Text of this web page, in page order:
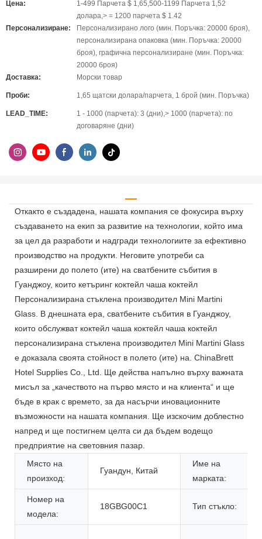
Цена:
1-499 Парчета $ 1,65,500-1199 Парчета 1,52
долара,> = 1200 парчета $ 1.42
Персонализиране:
Персонализирано лого (мин. Поръчка: 20000 броя),
персонализирана опаковка (мин. Поръчка: 20000
броя), графична персонализиране (мин. Поръчка:
20000 броя)
Доставка:
Морски товар
Проби: 1,65 щатски долара/парчета, 1 брой (мин. Поръчка)
LEAD_TIME:
1 - 1000 (парчета): 3 (дни),> 1000 (парчета): по
договаряне (дни)
Откакто е създадена, нашата компания се фокусира върху
създаването на екип за развитие на технологии, който има
за цел да разработи и надгради технологиите за ефективно
производство на продукти. Неговите употреби са
разширени до полето (ите) на сватбените събития в
Гуанджоу, които кетъринг коктейл чаша коктейл
Персонализирана стъклена производител Mini Martini
Glass. В днешната ера, сватбените събития в Гуанджоу,
които обслужват коктейл чаша коктейл чаша коктейл
персонализирана стъклена производител Mini Martini Glass
е доказала своята стойност в полето (ите) на. ChinaBrett
Hotel Supplies Co., Ltd. Ще действа напълно върху важната
мисъл за „качеството на първо място и на клиента“ и ще
бъде в крак с времето, за да насърчи иновационните
възможности на нашата компания. Ще изскочим доблестно
напред и ще постигнем целта си да бъдем водещо
предприятие на световния пазар.
Място на
произход:
Гуандун, Китай
Име на
марката:
Номер на
модела:
18GBG00C1 Тип стъкло: